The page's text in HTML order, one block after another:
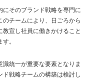
そのブランド戦略を専門に
チームにより、日ごろから
宣し社員に働きかけること
。
統一が重要な要素となりま
戦略チームの構築は検討し